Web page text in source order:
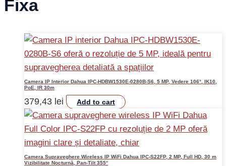
Fixa
Camera IP Interior Dahua IPC-HDBW1530E-0280B-S6, 5 MP, Vedere 106°, IK10,
PoE, IR 30m
379,43 lei Add to cart
Camera Supraveghere Wireless IP WiFi Dahua IPC-S22FP, 2 MP, Full HD, 30 m
Vizibilitate Nocturnă, Pan-Tilt 355°